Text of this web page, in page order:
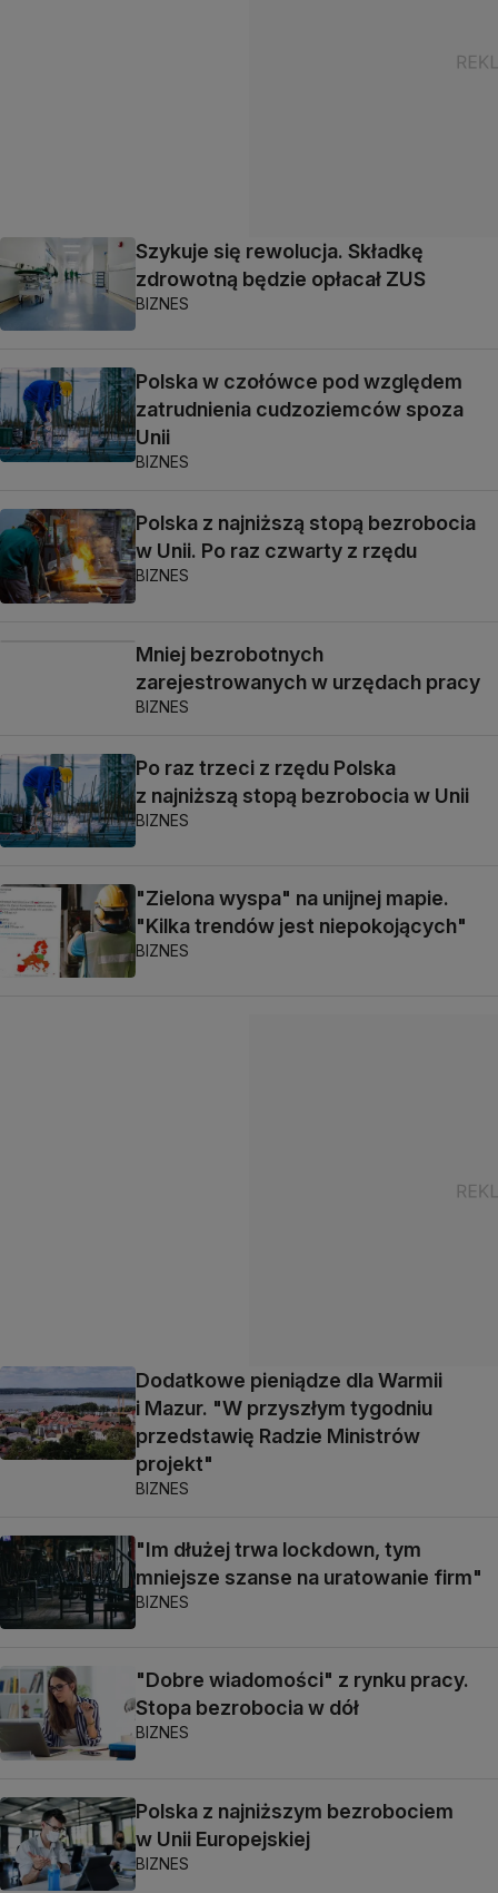
Szykuje się rewolucja. Składkę
zdrowotną będzie opłacał ZUS
BIZNES
Polska w czołówce pod względem
zatrudnienia cudzoziemców spoza
Unii
BIZNES
Polska z najniższą stopą bezrobocia
w Unii. Po raz czwarty z rzędu
BIZNES
Mniej bezrobotnych
zarejestrowanych w urzędach pracy
BIZNES
Po raz trzeci z rzędu Polska
z najniższą stopą bezrobocia w Unii
BIZNES
"Zielona wyspa" na unijnej mapie.
"Kilka trendów jest niepokojących"
BIZNES
Dodatkowe pieniądze dla Warmii
i Mazur. "W przyszłym tygodniu
przedstawię Radzie Ministrów
projekt"
BIZNES
"Im dłużej trwa lockdown, tym
mniejsze szanse na uratowanie firm"
BIZNES
"Dobre wiadomości" z rynku pracy.
Stopa bezrobocia w dół
BIZNES
Polska z najniższym bezrobociem
w Unii Europejskiej
BIZNES